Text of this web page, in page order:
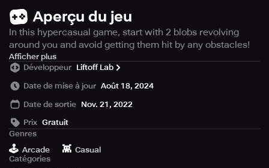
Aperçu du jeu
In this hypercasual game, start with 2 blobs revolving
around you and avoid getting them hit by any obstacles!
As you progress in the game, obtain new blobs and
power-ups, which will help you throughout the journey
and make you way to the top of the leaderboards!
Afficher plus
Développeur Liftoff Lab
Date de mise à jour Août 18, 2024
Date de sortie Nov. 21, 2022
Prix Gratuit
Genres
🕹️ Arcade 👾 Casual
Catégories